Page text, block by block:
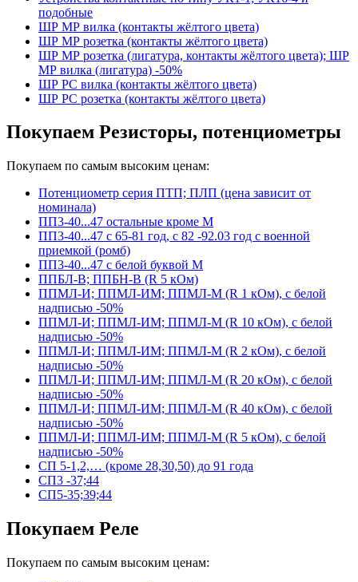
подобные
ШР МР вилка (контакты жёлтого цвета)
ШР МР розетка (контакты жёлтого цвета)
ШР МР розетка (лигатура, контакты жёлтого цвета); ШР
МР вилка (лигатура) -50%
ШР РС вилка (контакты жёлтого цвета)
ШР РС розетка (контакты жёлтого цвета)
Покупаем Резисторы, потенциометры
Покупаем по самым высоким ценам:
Потенциометр серия ПТП; ПЛП (цена зависит от
номинала)
ПП3-40...47 остальные кроме М
ПП3-40...47 с 65-81 год, с 82 -92.03 год с военной
приемкой (ромб)
ПП3-40...47 с белой буквой М
ППБЛ-В; ППБН-В (R 5 кОм)
ППМЛ-И; ППМЛ-ИМ; ППМЛ-М (R 1 кОм), с белой
надписью -50%
ППМЛ-И; ППМЛ-ИМ; ППМЛ-М (R 10 кОм), с белой
надписью -50%
ППМЛ-И; ППМЛ-ИМ; ППМЛ-М (R 2 кОм), с белой
надписью -50%
ППМЛ-И; ППМЛ-ИМ; ППМЛ-М (R 20 кОм), с белой
надписью -50%
ППМЛ-И; ППМЛ-ИМ; ППМЛ-М (R 40 кОм), с белой
надписью -50%
ППМЛ-И; ППМЛ-ИМ; ППМЛ-М (R 5 кОм), с белой
надписью -50%
СП 5-1,2,… (кроме 28,30,50) до 91 года
СП3 -37;44
СП5-35;39;44
Покупаем Реле
Покупаем по самым высоким ценам: